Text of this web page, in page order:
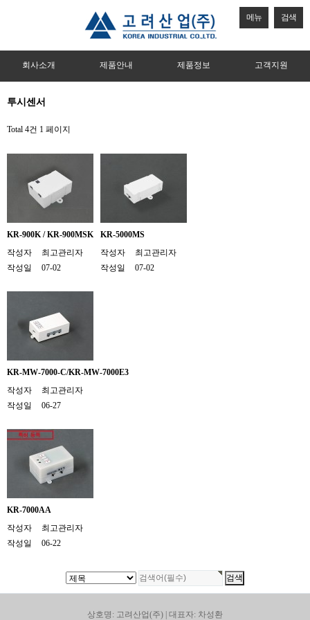
메뉴 검색
회사소개 제품안내 제품정보 고객지원
투시센서
Total 4건 1 페이지
KR-900K / KR-900MSK
작성자
최고관리자
작성일
07-02
KR-5000MS
작성자
최고관리자
작성일
07-02
KR-MW-7000-C/KR-MW-7000E3
작성자
최고관리자
작성일
06-27
KR-7000AA
작성자
최고관리자
작성일
06-22
상호명: 고려산업(주) | 대표자: 차성환